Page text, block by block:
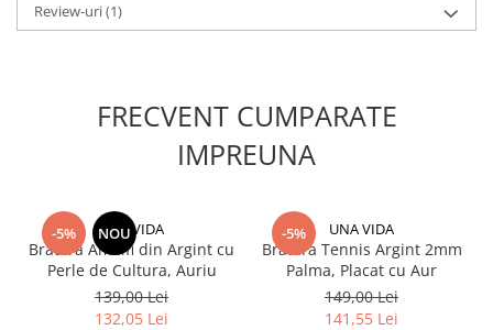
Review-uri(1)
FRECVENT CUMPARATE
IMPREUNA
-5% NOU
UNA VIDA
Bratara Amalfi din Argint cu
Perle de Cultura, Auriu
139,00 Lei
132,05 Lei
-5% UNA VIDA
Bratara Tennis Argint 2mm
Palma, Placat cu Aur
149,00 Lei
141,55 Lei